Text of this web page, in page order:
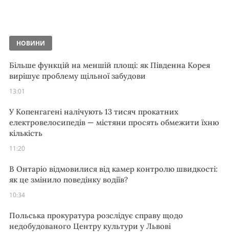
НОВИНИ
Більше функцій на меншій площі: як Південна Корея
вирішує проблему щільної забудови
13:01
У Копенгагені налічують 13 тисяч прокатних
електровелосипедів — містяни просять обмежити їхню
кількість
11:20
В Онтаріо відмовилися від камер контролю швидкості:
як це змінило поведінку водіїв?
10:34
Польська прокуратура розслідує справу щодо
недобудованого Центру культури у Львові